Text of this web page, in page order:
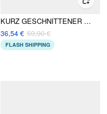
KURZ GESCHNITTENER JACKEN MIT FAUX-LEDERKRAGEN UND FAUX-FELLBESATZ UND KNÖPFEN
36,54 € 59,90 €
FLASH SHIPPING